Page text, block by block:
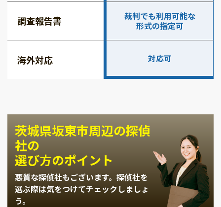
調査報告書
裁判でも利用可能な
形式の指定可
海外対応 対応可
茨城県坂東市周辺の探偵
社の
選び方のポイント
悪質な探偵社もございます。 探偵社を
選ぶ際は気をつけてチェックしましょ
う。